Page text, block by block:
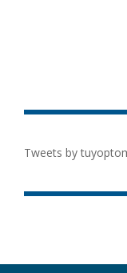
Tweets by